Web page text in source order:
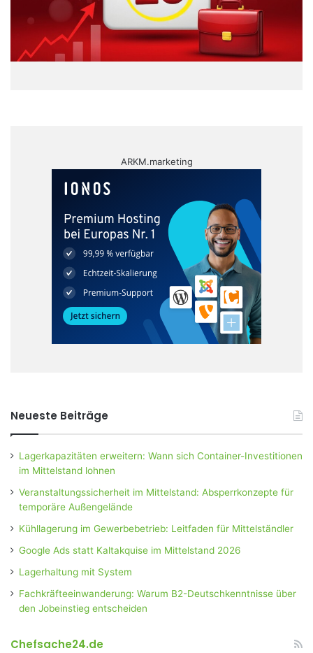
ARKM.marketing
Neueste Beiträge
Lagerkapazitäten erweitern: Wann sich Container-Investitionen
im Mittelstand lohnen
Veranstaltungssicherheit im Mittelstand: Absperrkonzepte für
temporäre Außengelände
Kühllagerung im Gewerbebetrieb: Leitfaden für Mittelständler
Google Ads statt Kaltakquise im Mittelstand 2026
Lagerhaltung mit System
Fachkräfteeinwanderung: Warum B2-Deutschkenntnisse über
den Jobeinstieg entscheiden
Chefsache24.de